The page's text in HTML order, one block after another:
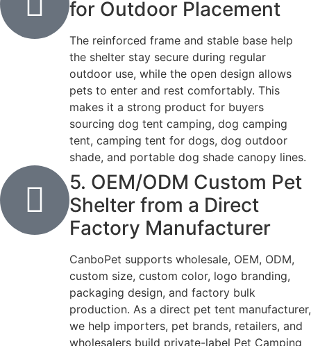
for Outdoor Placement
The reinforced frame and stable base help
the shelter stay secure during regular
outdoor use, while the open design allows
pets to enter and rest comfortably. This
makes it a strong product for buyers
sourcing dog tent camping, dog camping
tent, camping tent for dogs, dog outdoor
shade, and portable dog shade canopy lines.
5. OEM/ODM Custom Pet
Shelter from a Direct
Factory Manufacturer
CanboPet supports wholesale, OEM, ODM,
custom size, custom color, logo branding,
packaging design, and factory bulk
production. As a direct pet tent manufacturer,
we help importers, pet brands, retailers, and
wholesalers build private-label Pet Camping